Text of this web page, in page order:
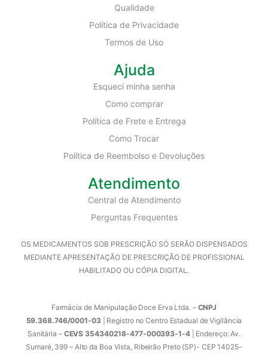
Qualidade
Política de Privacidade
Termos de Uso
Ajuda
Esqueci minha senha
Como comprar
Política de Frete e Entrega
Como Trocar
Política de Reembolso e Devoluções
Atendimento
Central de Atendimento
Perguntas Frequentes
OS MEDICAMENTOS SOB PRESCRIÇÃO SÓ SERÃO DISPENSADOS
MEDIANTE APRESENTAÇÃO DE PRESCRIÇÃO DE PROFISSIONAL
HABILITADO OU CÓPIA DIGITAL.
Farmácia de Manipulação Doce Erva Ltda. – CNPJ
59.368.746/0001-03| Registro no Centro Estadual de Vigilância
Sanitária –CEVS 354340218-477-000393-1-4| Endereço: Av.
Sumaré, 399 – Alto da Boa Vista, Ribeirão Preto (SP)- CEP 14025-